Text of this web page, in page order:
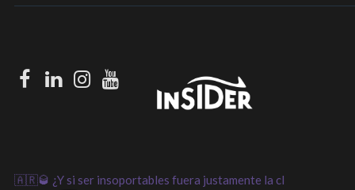
Facebook
LinkedInInstagram
Youtube
🇦🇷🥃 ¿Y si ser insoportables fuera justamente la cl